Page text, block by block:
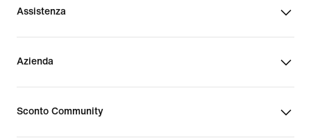
Assistenza
Azienda
Sconto Community